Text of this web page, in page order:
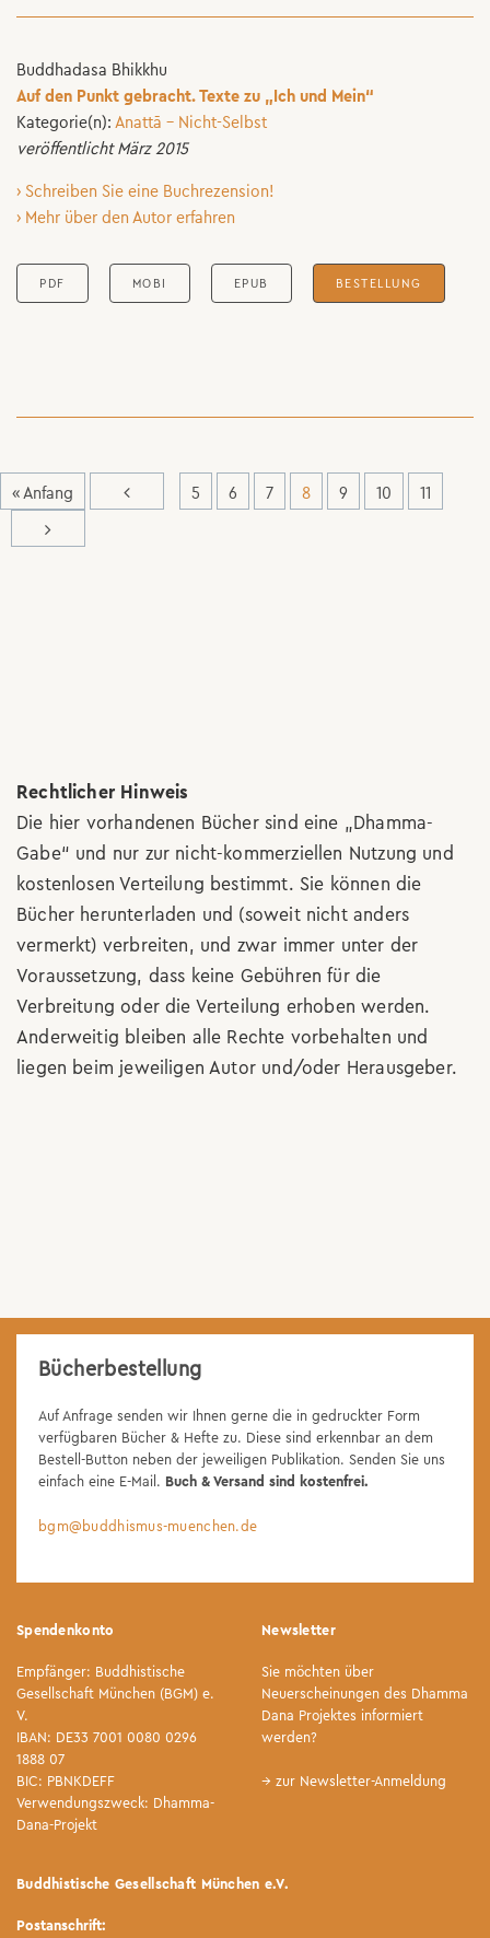
Buddhadasa Bhikkhu
Auf den Punkt gebracht. Texte zu „Ich und Mein“
Kategorie(n): Anattā – Nicht-Selbst
veröffentlicht März 2015
› Schreiben Sie eine Buchrezension!
› Mehr über den Autor erfahren
PDF MOBI EPUB BESTELLUNG
« Anfang 5 6 7 8 9 10 11
Rechtlicher Hinweis
Die hier vorhandenen Bücher sind eine „Dhamma-
Gabe“ und nur zur nicht-kommerziellen Nutzung und
kostenlosen Verteilung bestimmt. Sie können die
Bücher herunterladen und (soweit nicht anders
vermerkt) verbreiten, und zwar immer unter der
Voraussetzung, dass keine Gebühren für die
Verbreitung oder die Verteilung erhoben werden.
Anderweitig bleiben alle Rechte vorbehalten und
liegen beim jeweiligen Autor und/oder Herausgeber.
Bücherbestellung
Auf Anfrage senden wir Ihnen gerne die in gedruckter Form
verfügbaren Bücher & Hefte zu. Diese sind erkennbar an dem
Bestell-Button neben der jeweiligen Publikation. Senden Sie uns
einfach eine E-Mail. Buch & Versand sind kostenfrei.
bgm@buddhismus-muenchen.de
Spendenkonto
Empfänger: Buddhistische
Gesellschaft München (BGM) e.
V.
IBAN: DE33 7001 0080 0296
1888 07
BIC: PBNKDEFF
Verwendungszweck: Dhamma-
Dana-Projekt
Newsletter
Sie möchten über
Neuerscheinungen des Dhamma
Dana Projektes informiert
werden?
→ zur Newsletter-Anmeldung
Buddhistische Gesellschaft München e.V.
Postanschrift: